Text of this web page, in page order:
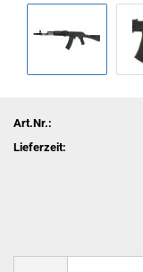
Art.Nr.:
Lieferzeit: